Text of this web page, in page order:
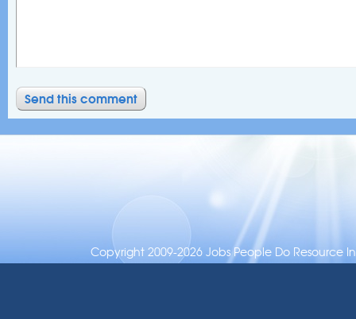
Copyright 2009-2026 Jobs People Do Resource